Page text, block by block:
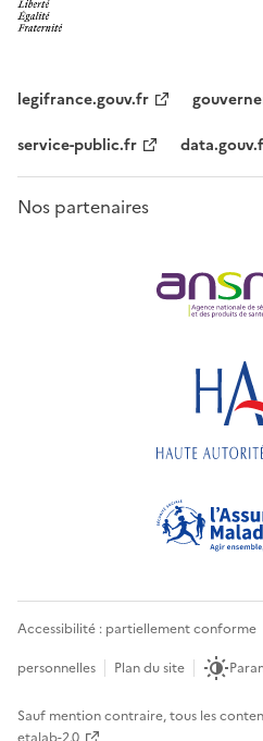
legifrance.gouv.fr
service-public.fr
Nos partenaires
Accessibilité : partiellement conforme
personnelles
Plan du site
Sauf mention contraire, tous les